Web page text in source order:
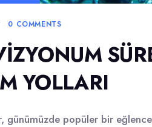
0 COMMENTS
YOLLARI
günümüzde popüler bir